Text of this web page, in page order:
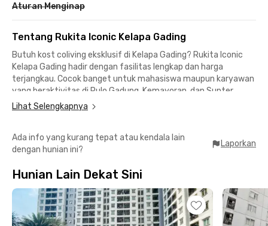
Aturan Menginap
Tentang Rukita Iconic Kelapa Gading
Butuh kost coliving eksklusif di Kelapa Gading? Rukita Iconic
Kelapa Gading hadir dengan fasilitas lengkap dan harga
terjangkau. Cocok banget untuk mahasiswa maupun karyawan
yang beraktivitas di Pulo Gadung, Kemayoran, dan Sunter.
Lokasi Strategis
📍 13 menit ke PT Astra Honda Motor
📍 7 menit ke ASMI Business & Multimedia Institute
📍 9 menit ke Summarecon Mall Kelapa Gading
Lihat Selengkapnya
Ada info yang kurang tepat atau kendala lain
dengan hunian ini?
Laporkan
Hunian Lain Dekat Sini